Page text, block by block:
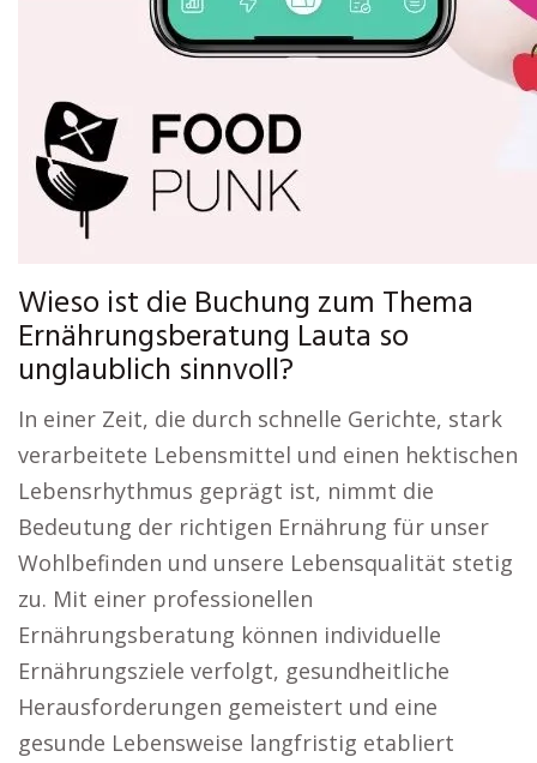
Wieso ist die Buchung zum Thema
Ernährungsberatung Lauta so
unglaublich sinnvoll?
In einer Zeit, die durch schnelle Gerichte, stark
verarbeitete Lebensmittel und einen hektischen
Lebensrhythmus geprägt ist, nimmt die
Bedeutung der richtigen Ernährung für unser
Wohlbefinden und unsere Lebensqualität stetig
zu. Mit einer professionellen
Ernährungsberatung können individuelle
Ernährungsziele verfolgt, gesundheitliche
Herausforderungen gemeistert und eine
gesunde Lebensweise langfristig etabliert